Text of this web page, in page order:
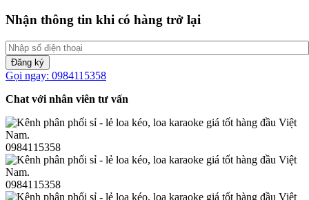
Nhận thông tin khi có hàng trở lại
Đăng ký
Gọi ngay: 0984115358
Chat với nhân viên tư vấn
0984115358
0984115358